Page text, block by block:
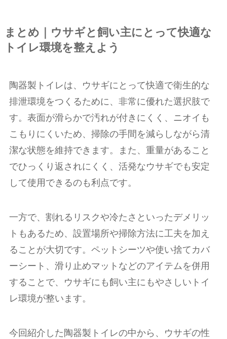
まとめ｜ウサギと飼い主にとって快適な
トイレ環境を整えよう
陶器製トイレは、ウサギにとって快適で衛生的な
排泄環境をつくるために、非常に優れた選択肢で
す。表面が滑らかで汚れが付きにくく、ニオイも
こもりにくいため、掃除の手間を減らしながら清
潔な状態を維持できます。また、重量があること
でひっくり返されにくく、活発なウサギでも安定
して使用できるのも利点です。
一方で、割れるリスクや冷たさといったデメリッ
トもあるため、設置場所や掃除方法に工夫を加え
ることが大切です。ペットシーツや使い捨てカバ
ーシート、滑り止めマットなどのアイテムを併用
することで、ウサギにも飼い主にもやさしいトイ
レ環境が整います。
今回紹介した陶器製トイレの中から、ウサギの性